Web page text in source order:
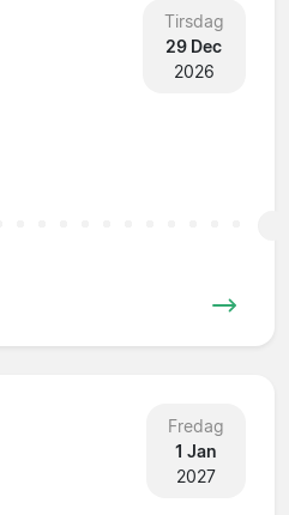
Tirsdag
29 Dec
2026
Fredag
1 Jan
2027